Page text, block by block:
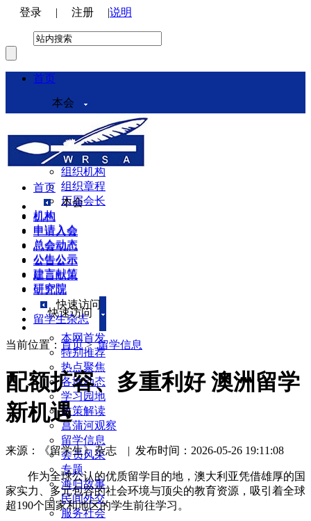
登录 | 注册 |说明
首页
本会
本会介绍
领导机构
理事会
组织机构
组织章程
历届会长
机构
申请入会
总会动态
公告公示
建言献策
研究院
快速访问
本网首发
特别推荐
热点聚焦
各地动态
学习园地
政策解读
菖蒲河观察
留学信息
会员风采
专题
海归故事
民间外交
服务社会
首页
本会
机构
申请入会
总会动态
公告公示
建言献策
研究院
快速访问
留学生杂志
当前位置： 首页>留学信息
配额扩容、多重利好 澳洲留学
新机遇
来源：《留学生》杂志 | 发布时间：2026-05-26 19:11:08
作为全球公认的优质留学目的地，澳大利亚凭借雄厚的国
家实力、多元包容的社会环境与顶尖的教育资源，吸引着全球
超190个国家和地区的学生前往学习。